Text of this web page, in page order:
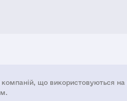
компаній, що використовуються на